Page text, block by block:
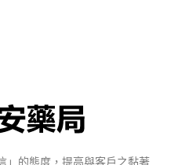
」的態度，提高與客戶之黏著